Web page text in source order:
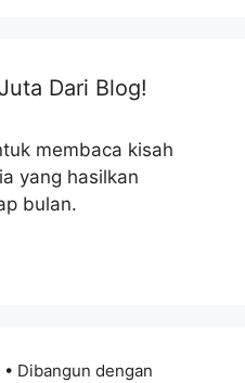
Dari Blog!
membaca kisah
yang hasilkan
bulan.
• Dibangun dengan